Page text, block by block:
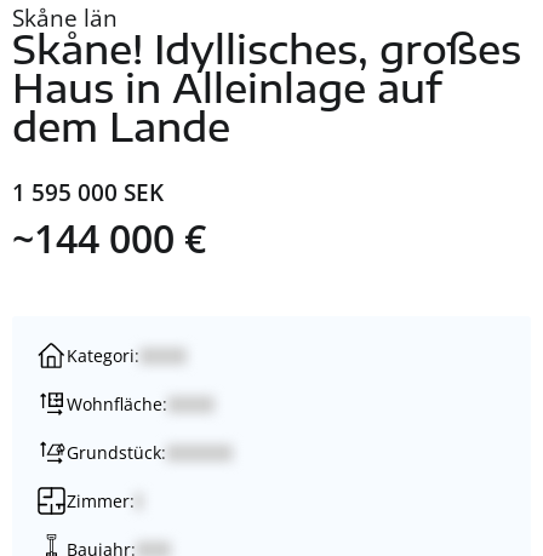
Skåne län
Skåne! Idyllisches, großes
Haus in Alleinlage auf
dem Lande
1 595 000 SEK
~144 000 €
Kategori:
Wohnfläche:
Grundstück:
Zimmer:
Baujahr: